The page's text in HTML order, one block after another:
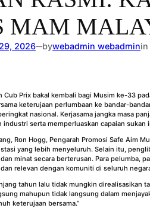
MAM
2026—bywebadmin webadminin
Cub Prix bakal kembali bagi Musim ke-33
keterujaan perlumbaan ke bandar-
nasional. Kerjasama jangka masa
serta memperluaskan capaian sukan
Ron Hogg, Pengarah Promosi Safe Aim
yang lebih menyeluruh. Selain itu,
minat secara berterusan. Para pelumba,
relevan dengan komuniti di seluruh
tahun lalu tidak mungkin direalisasikan
mahupun tidak langsung dalam
keterujaan bersama.”